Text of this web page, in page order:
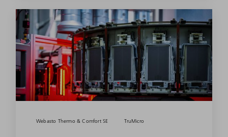
Webasto Thermo & Comfort SE TruMicro